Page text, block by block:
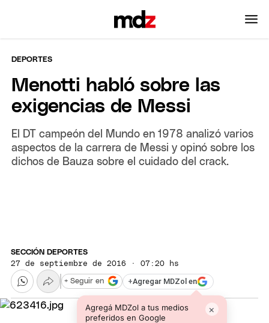
DEPORTES
Menotti habló sobre las
exigencias de Messi
El DT campeón del Mundo en 1978 analizó varios
aspectos de la carrera de Messi y opinó sobre los
dichos de Bauza sobre el cuidado del crack.
SECCIÓN DEPORTES
27 de septiembre de 2016 · 07:20 hs
+Agregar MDZol en
Agregá MDZol a tus medios
preferidos en Google
×
+ Seguir en